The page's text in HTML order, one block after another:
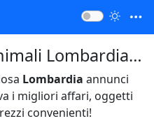
Annunci Gratuiti: Animali Lombardia Italia
Lombardia annunci
i migliori affari, oggetti
convenienti!